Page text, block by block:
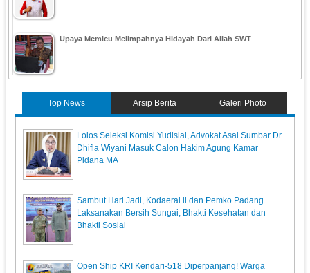
Upaya Memicu Melimpahnya Hidayah Dari Allah SWT
Top News Arsip Berita Galeri Photo
‎Lolos Seleksi Komisi Yudisial, Advokat Asal Sumbar Dr.
Dhifla Wiyani Masuk Calon Hakim Agung Kamar
Pidana MA
Sambut Hari Jadi, Kodaeral ll dan Pemko Padang
Laksanakan Bersih Sungai, Bhakti Kesehatan dan
Bhakti Sosial
Open Ship KRI Kendari-518 Diperpanjang! Warga